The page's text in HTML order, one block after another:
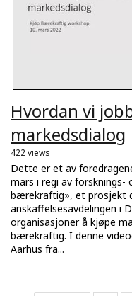
Hvordan vi
markedsdialog
422 views
Dette er et av
mars i regi av
bærekraftig», et prosjekt
anskaffelsesavdelingen i
organisasjoner å kjøpe
bærekraftig. I denne
Aarhus fra...